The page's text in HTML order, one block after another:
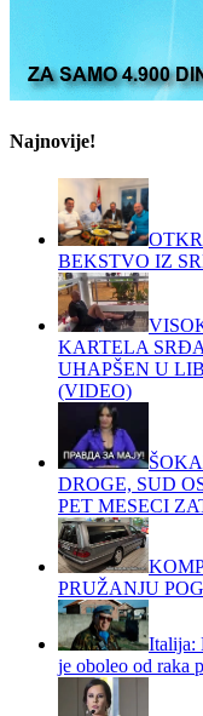
Najnovije!
BEKSTVO IZ
KARTELA
UHAPŠEN U
(VIDEO)
DROGE, SUD
PET MESECI
PRUŽANJU
Italija:
je oboleo od raka